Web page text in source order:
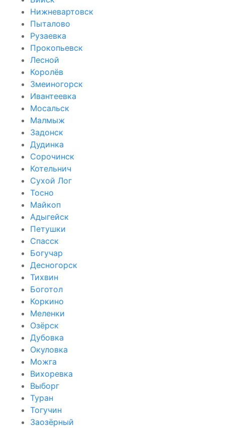
Нижневартовск
Пыталово
Рузаевка
Прокопьевск
Лесной
Королёв
Змеиногорск
Ивантеевка
Мосальск
Малмыж
Задонск
Дудинка
Сорочинск
Котельнич
Сухой Лог
Тосно
Майкоп
Адыгейск
Петушки
Спасск
Богучар
Десногорск
Тихвин
Боготол
Коркино
Меленки
Озёрск
Дубовка
Окуловка
Можга
Вихоревка
Выборг
Туран
Тогучин
Заозёрный